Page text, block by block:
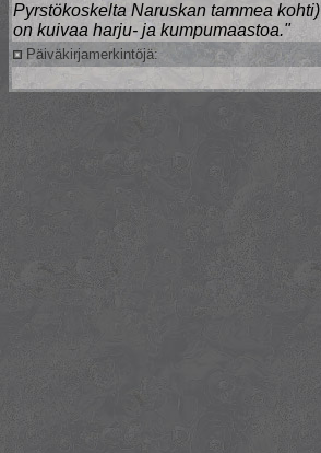
Pyrstökoskelta Naruskan tammea kohti)
on kuivaa harju- ja kumpumaastoa."
Päiväkirjamerkintöjä: